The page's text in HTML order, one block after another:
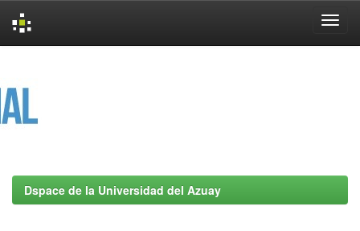
Dspace de la Universidad del Azuay